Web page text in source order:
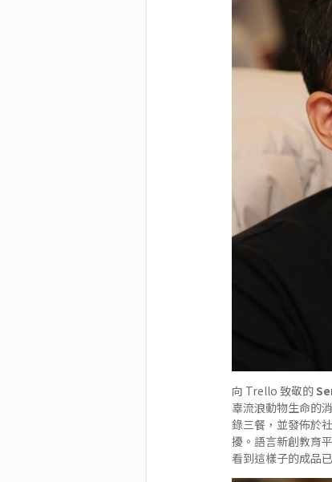
向 Trello 致敬的
辜流浪動物生命的
錄三餐，並發佈於
擾。語言新創教育
看到這樣子的成品